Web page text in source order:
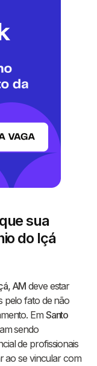
sua
do Içá
AM deve estar
pelo fato de não
Em Santo
sendo
de profissionais
ao se vincular com